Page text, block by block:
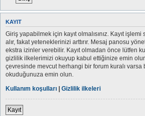
KAYIT
Giriş yapabilmek için kayıt olmalısınız. Kayıt işlemi
alır, fakat yeteneklerinizi arttırır. Mesaj panosu
ekstra izinler verebilir. Kayıt olmadan önce lütfen
gizlilik ilkelerimizi okuyup kabul ettiğinize emin
çevresinde mevcut herhangi bir forum kuralı varsa
okuduğunuza emin olun.
Kullanım koşulları | Gizlilik ilkeleri
Kayıt